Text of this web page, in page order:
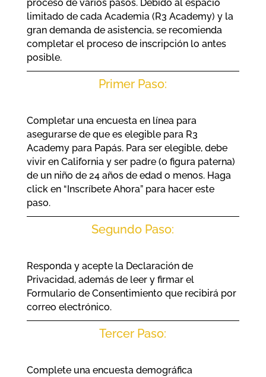
proceso de varios pasos. Debido al espacio
limitado de cada Academia (R3 Academy) y la
gran demanda de asistencia, se recomienda
completar el proceso de inscripción lo antes
posible.
Primer Paso:
Completar una encuesta en línea para
asegurarse de que es elegible para R3
Academy para Papás. Para ser elegible, debe
vivir en California y ser padre (o figura paterna)
de un niño de 24 años de edad o menos. Haga
click en “Inscríbete Ahora” para hacer este
paso.
Segundo Paso:
Responda y acepte la Declaración de
Privacidad, además de leer y firmar el
Formulario de Consentimiento que recibirá por
correo electrónico.
Tercer Paso:
Complete una encuesta demográfica